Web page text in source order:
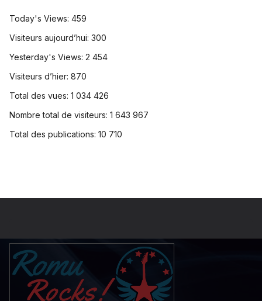
Today's Views: 459
Visiteurs aujourd’hui: 300
Yesterday's Views: 2 454
Visiteurs d’hier: 870
Total des vues: 1 034 426
Nombre total de visiteurs: 1 643 967
Total des publications: 10 710